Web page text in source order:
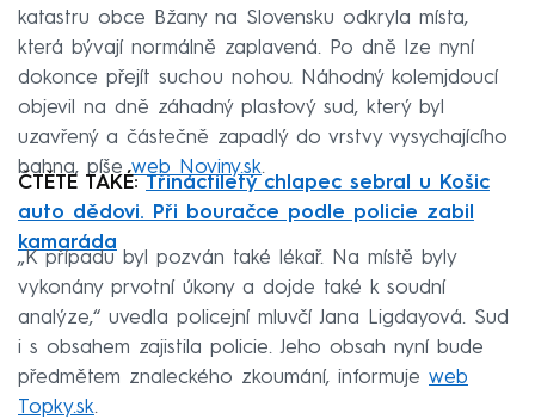
katastru obce Bžany na Slovensku odkryla místa,
která bývají normálně zaplavená. Po dně lze nyní
dokonce přejít suchou nohou. Náhodný kolemjdoucí
objevil na dně záhadný plastový sud, který byl
uzavřený a částečně zapadlý do vrstvy vysychajícího
bahna, píšeweb Noviny.sk.
ČTĚTE TAKÉ: Třináctiletý chlapec sebral u Košic
auto dědovi. Při bouračce podle policie zabil
kamaráda
„K případu byl pozván také lékař. Na místě byly
vykonány prvotní úkony a dojde také k soudní
analýze,“ uvedla policejní mluvčí Jana Ligdayová. Sud
i s obsahem zajistila policie. Jeho obsah nyní bude
předmětem znaleckého zkoumání, informuje web
Topky.sk.